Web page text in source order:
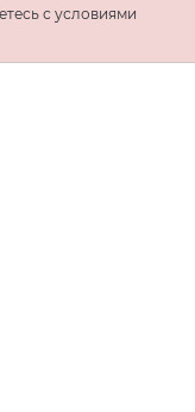
с условиями